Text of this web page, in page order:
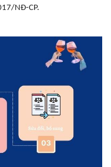
NĐ-CP.